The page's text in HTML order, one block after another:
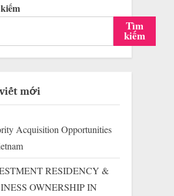
Tìm
kiếm
mới
Acquisition Opportunities
RESIDENCY &
OWNERSHIP IN